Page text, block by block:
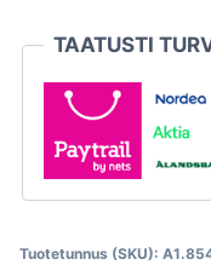
2CV
määrä
TAATUSTI
Tuotetunnus (SKU):